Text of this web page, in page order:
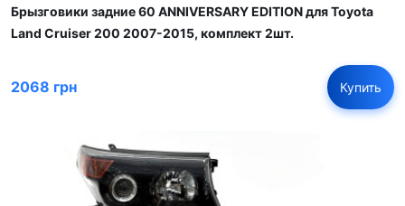
Брызговики задние 60 ANNIVERSARY EDITION для Toyota
Land Cruiser 200 2007-2015, комплект 2шт.
2068 грн Купить